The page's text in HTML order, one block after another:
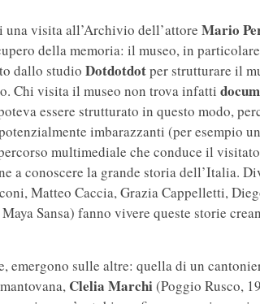
una visita all’Archivio dell’attore Mario
della memoria: il museo, in
dallo studio Dotdotdotper strutturare il
Chi visita il museo non trova infatti
essere strutturato in questo modo,
imbarazzanti (per esempio
multimediale che conduce il
a conoscere la grande storia dell’Italia.
Matteo Caccia, Grazia Cappelletti,
Sansa) fanno vivere queste storie
emergono sulle altre: quella di un
Clelia Marchi(Poggio Rusco,